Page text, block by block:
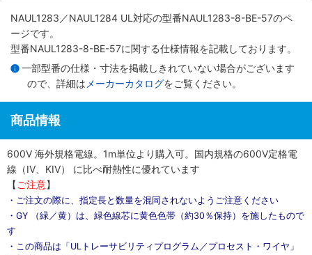
NAUL1283／NAUL1284 UL対応の型番NAUL1283-8-BE-57のペ
ージです。
型番NAUL1283-8-BE-57に関する仕様情報を記載しております。
一部型番の仕様・寸法を掲載しきれていない場合がございます
ので、詳細は メーカーカタログをご覧ください。
商品情報
600V 海外規格電線。1m単位より購入可。国内規格の600V定格電
線（IV、KIV） に比べ耐熱性に優れています
【 ご注意】
・ご注文の際に、指定長と数量を混同されないようご注意ください
・GY （緑／黄）は、緑色線芯に黄色色帯（約30％保持）を施したもので
す
・この商品は「ULトレーサビリティプログラム／プロセスト・ワイヤ」